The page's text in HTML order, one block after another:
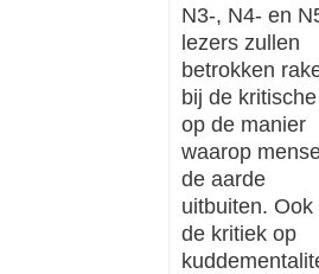
N3-, N4- en
lezers zullen
betrokken
bij de
op de manier
waarop
de aarde
uitbuiten. Ook
de kritiek op